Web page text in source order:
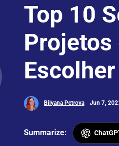
Top 10
Projetos
Bilyana Petrova Jun 7,
Summarize: